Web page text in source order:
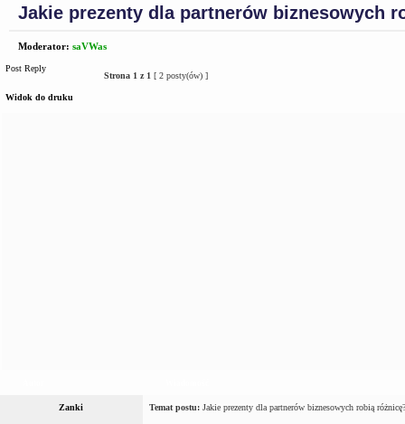
Jakie prezenty dla partnerów biznesowych
Moderator: saVWas
Post Reply
Strona 1 z 1 [ 2 posty(ów) ]
Widok do druku
Zanki Temat postu: Jakie prezenty dla partnerów biznesowych robią różnicę?